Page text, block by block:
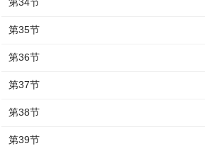
第35节
第36节
第37节
第38节
第39节